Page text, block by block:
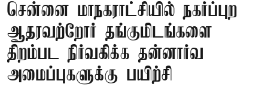
சென்னை மாநகராட்சியில் நகர்ப்புற
ஆதரவற்றோர் தங்குமிடங்களை
திறம்பட நிர்வகிக்க தன்னார்வ
அமைப்புகளுக்கு பயிற்சி